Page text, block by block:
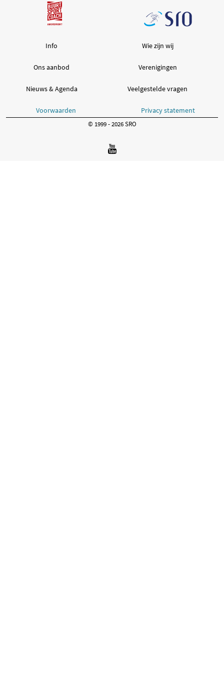
Info
Ons aanbod
Nieuws & Agenda
Wie zijn wij
Verenigingen
Veelgestelde vragen
Voorwaarden Privacy statement
© 1999 - 2026 SRO